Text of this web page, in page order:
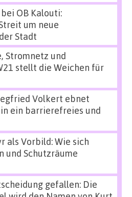
OB Kalouti:
um neue
Stadt
Stromnetz und
stellt die Weichen für
Volkert ebnet
ein barrierefreies und
als Vorbild: Wie sich
und Schutzräume
gefallen: Die